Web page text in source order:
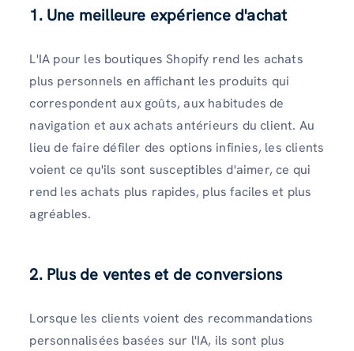
1. Une meilleure expérience d'achat
L'IA pour les boutiques Shopify rend les achats
plus personnels en affichant les produits qui
correspondent aux goûts, aux habitudes de
navigation et aux achats antérieurs du client. Au
lieu de faire défiler des options infinies, les clients
voient ce qu'ils sont susceptibles d'aimer, ce qui
rend les achats plus rapides, plus faciles et plus
agréables.
2. Plus de ventes et de conversions
Lorsque les clients voient des recommandations
personnalisées basées sur l'IA, ils sont plus